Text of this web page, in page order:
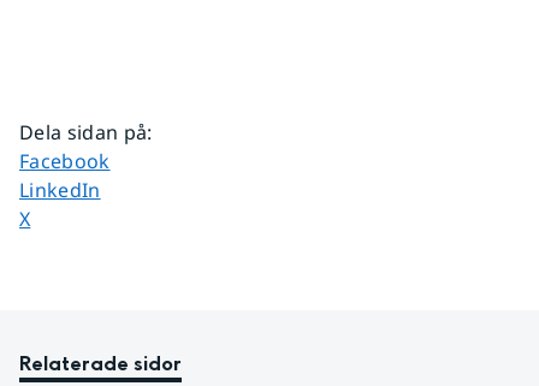
Dela sidan på:
Dela sidan på
Facebook
Dela sidan på
LinkedIn
Dela sidan på
X
Relaterade sidor